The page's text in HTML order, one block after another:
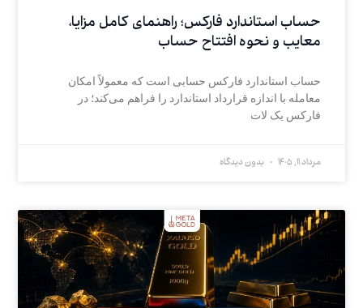
حساب استاندارد فارکس؛ راهنمای کامل مزایا،
معایب و نحوه افتتاح حساب
حساب استاندارد فارکس حسابی است که معمولاً امکان
معامله با اندازه قرارداد استاندارد را فراهم می‌کند؛ در
فارکس یک لات
مرداد 11, 1405 بدون دیدگاه